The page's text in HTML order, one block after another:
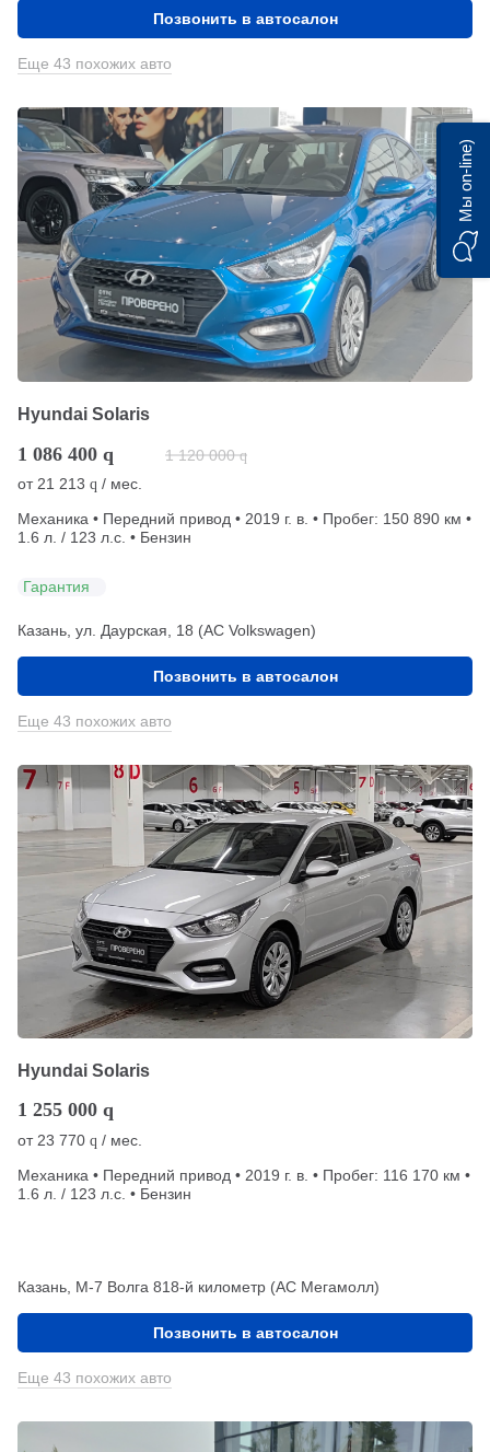
Позвонить в автосалон
Еще 43 похожих авто
Hyundai Solaris
1 086 400 q 1 120 000 q
от 21 213 q / мес.
Механика • Передний привод • 2019 г. в. • Пробег: 150 890 км •
1.6 л. / 123 л.с. • Бензин
Гарантия
Казань, ул. Даурская, 18 (АС Volkswagen)
Позвонить в автосалон
Еще 43 похожих авто
Hyundai Solaris
1 255 000 q
от23 770 q / мес.
Механика • Передний привод • 2019 г. в. • Пробег: 116 170 км •
1.6 л. / 123 л.с. • Бензин
Казань, М-7 Волга 818-й километр (АС Мегамолл)
Позвонить в автосалон
Еще 43 похожих авто
Мы on-line)